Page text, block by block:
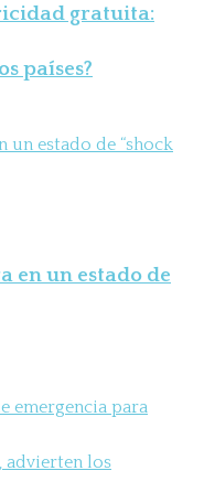
gratuita:
países?
en un estado de